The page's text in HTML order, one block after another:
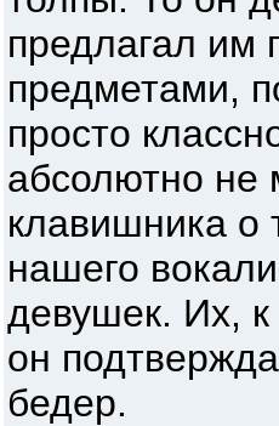
предлагал им
предметами,
просто
абсолютно не
клавишника о
нашего
девушек. Их,
он
бедер.